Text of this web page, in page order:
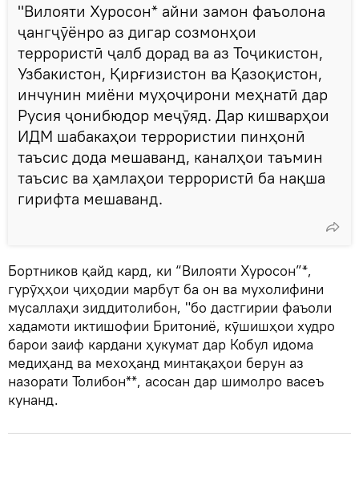
"Вилояти Хуросон* айни замон фаъолона
ҷангҷӯёнро аз дигар созмонҳои
террористӣ ҷалб дорад ва аз Тоҷикистон,
Узбакистон, Қирғизистон ва Қазоқистон,
инчунин миёни муҳоҷирони меҳнатӣ дар
Русия ҷонибюдор меҷӯяд. Дар кишварҳои
ИДМ шабакаҳои террористии пинҳонӣ
таъсис дода мешаванд, каналҳои таъмин
таъсис ва ҳамлаҳои террористӣ ба нақша
гирифта мешаванд.
Бортников қайд кард, ки “Вилояти Хуросон”*,
гурӯҳҳои ҷиҳодии марбут ба он ва мухолифини
мусаллаҳи зиддитолибон, "бо дастгирии фаъоли
хадамоти иктишофии Бритониё, кӯшишҳои худро
барои заиф кардани ҳукумат дар Кобул идома
медиҳанд ва мехоҳанд минтақаҳои берун аз
назорати Толибон**, асосан дар шимолро васеъ
кунанд.